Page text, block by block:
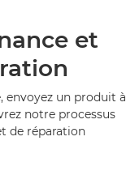
et
envoyez un produit à
notre processus
de réparation